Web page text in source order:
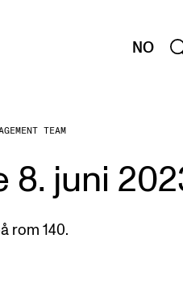
NO
AND HR
TEAM
8. juni
rom 140.